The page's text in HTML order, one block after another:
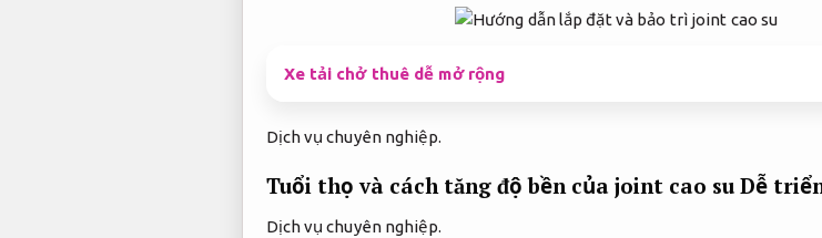
Xe tải chở thuê dễ mở rộng
Dịch vụ chuyên nghiệp.
Tuổi thọ và cách tăng độ bền của joint cao su Dễ
Dịch vụ chuyên nghiệp.